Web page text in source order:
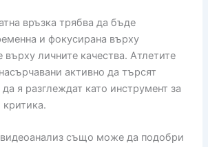
връзка трябва да бъде
и фокусирана върху
върху личните качества. Атлетите
активно да търсят
я разглеждат като инструмент за
критика.
видеоанализ също може да подобри